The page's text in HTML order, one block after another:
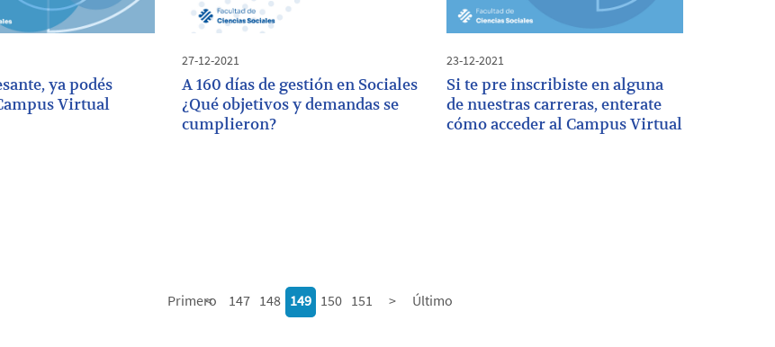
ya podés
Virtual
27-12-2021
A 160 días de gestión en Sociales
¿Qué objetivos y demandas se
cumplieron?
23-12-2021
Si te pre inscribiste en alguna
de nuestras carreras, enterate
cómo acceder al Campus Virtual
Primero
< 147 148 149 150 151 > Último